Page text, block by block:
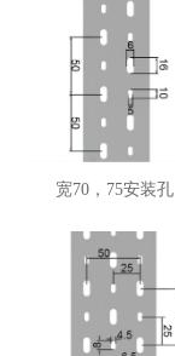
宽70，75安装孔